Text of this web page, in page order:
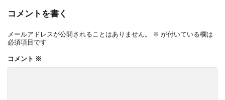
コメントを書く
メールアドレスが公開されることはありません。 ※ が付いている欄は
必須項目です
コメント ※